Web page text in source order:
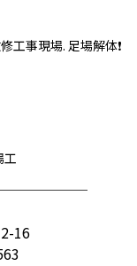
工事現場. 足場解体❗️
工
16